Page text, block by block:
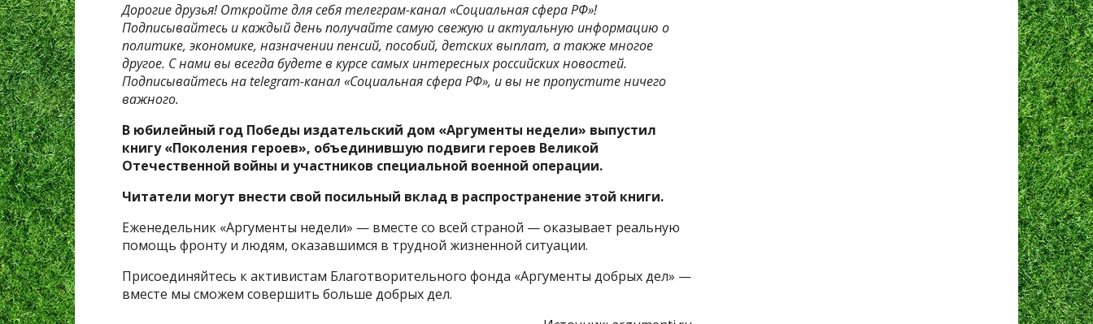
Дорогие друзья! Откройте для себя телеграм-канал «Социальная сфера РФ»!
Подписывайтесь и каждый день получайте самую свежую и актуальную информацию о
политике, экономике, назначении пенсий, пособий, детских выплат, а также многое
другое. С нами вы всегда будете в курсе самых интересных российских новостей.
Подписывайтесь на telegram-канал «Социальная сфера РФ», и вы не пропустите ничего
важного.
В юбилейный год Победы издательский дом «Аргументы недели» выпустил
книгу «Поколения героев», объединившую подвиги героев Великой
Отечественной войны и участников специальной военной операции.
Читатели могут внести свой посильный вклад в распространение этой книги.
Еженедельник «Аргументы недели» — вместе со всей страной — оказывает реальную
помощь фронту и людям, оказавшимся в трудной жизненной ситуации.
Присоединяйтесь к активистам Благотворительного фонда «Аргументы добрых дел» —
вместе мы сможем совершить больше добрых дел.